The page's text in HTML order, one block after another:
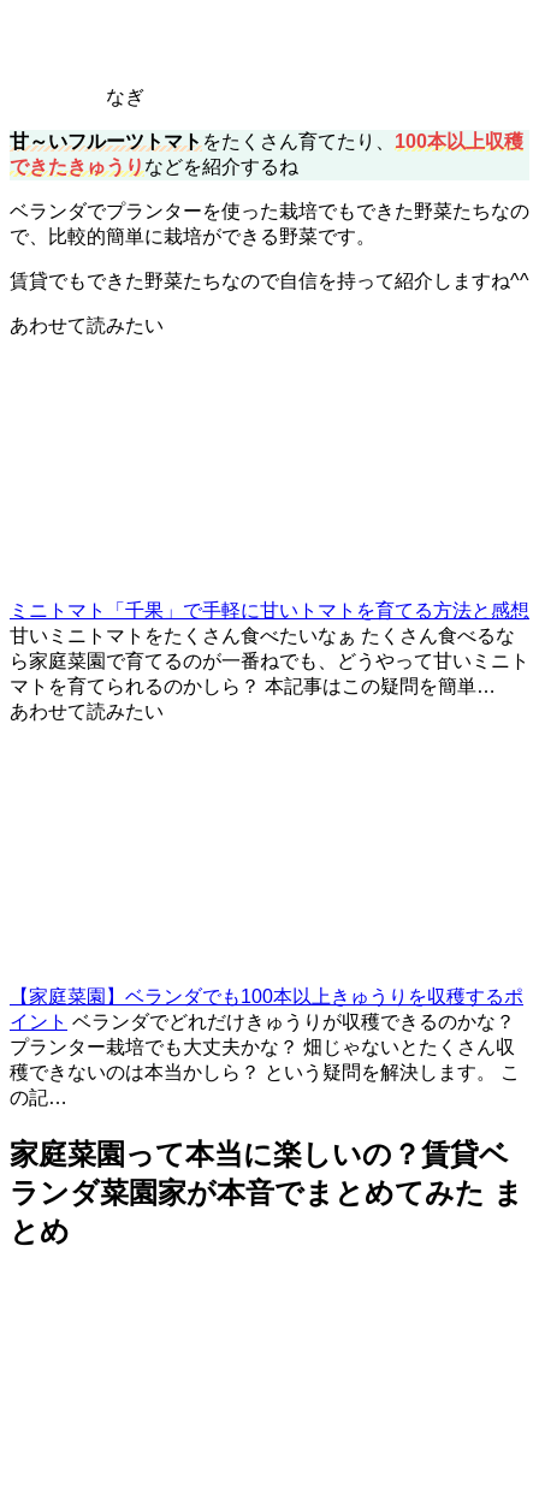
なぎ
甘～いフルーツトマトをたくさん育てたり、 100本以上収穫
できたきゅうりなどを紹介するね
ベランダでプランターを使った栽培でもできた野菜たちなの
で、比較的簡単に栽培ができる野菜です。
賃貸でもできた野菜たちなので自信を持って紹介しますね^^
あわせて読みたい
ミニトマト「千果」で手軽に甘いトマトを育てる方法と感想
甘いミニトマトをたくさん食べたいなぁ たくさん食べるな
ら家庭菜園で育てるのが一番ねでも、どうやって甘いミニト
マトを育てられるのかしら？ 本記事はこの疑問を簡単…
あわせて読みたい
【家庭菜園】ベランダでも100本以上きゅうりを収穫するポ
イント ベランダでどれだけきゅうりが収穫できるのかな？
プランター栽培でも大丈夫かな？ 畑じゃないとたくさん収
穫できないのは本当かしら？ という疑問を解決します。 こ
の記…
家庭菜園って本当に楽しいの？賃貸ベ
ランダ菜園家が本音でまとめてみた ま
とめ